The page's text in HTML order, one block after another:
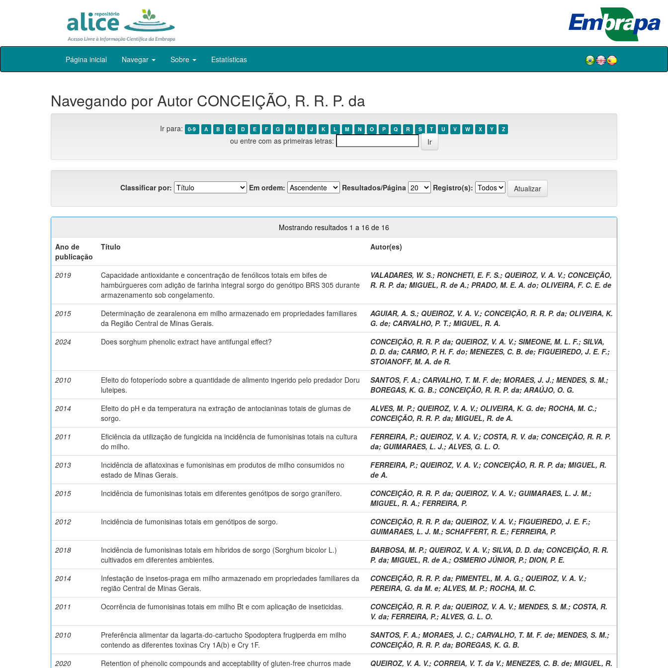
Skip
Página inicial Navegar Sobre Estatísticas
Navegando por Autor CONCEIÇÃO, R. R. P. da
Ir para: 0-9 A B C D E F G H I J K L M N O P Q R S T U V W X Y Z
ou entre com as primeiras letras:
Classificar por: Em ordem: Resultados/Página Registro(s):
Mostrando resultados 1 a 16 de 16
Ano de
publicação
Título Autor(es)
2019
Capacidade antioxidante e concentração de fenólicos totais em bifes de
hambúrgueres com adição de farinha integral sorgo do genótipo BRS 305 durante
armazenamento sob congelamento.
VALADARES, W. S.; RONCHETI, E. F. S.; QUEIROZ, V. A. V.; CONCEIÇÃO,
R. R. P. da; MIGUEL, R. de A.; PRADO, M. E. A. do; OLIVEIRA, F. C. E. de
2015
Determinação de zearalenona em milho armazenado em propriedades familiares
da Região Central de Minas Gerais.
AGUIAR, A. S.; QUEIROZ, V. A. V.; CONCEIÇÃO, R. R. P. da; OLIVEIRA, K.
G. de; CARVALHO, P. T.; MIGUEL, R. A.
2024
Does sorghum phenolic extract have antifungal effect? CONCEIÇÃO, R. R. P. da; QUEIROZ, V. A. V.; SIMEONE, M. L. F.; SILVA,
D. D. da; CARMO, P. H. F. do; MENEZES, C. B. de; FIGUEIREDO, J. E. F.;
STOIANOFF, M. A. de R.
2010
Efeito do fotoperíodo sobre a quantidade de alimento ingerido pelo predador Doru
luteipes.
SANTOS, F. A.; CARVALHO, T. M. F. de; MORAES, J. J.; MENDES, S. M.;
BOREGAS, K. G. B.; CONCEIÇÃO, R. R. P. da; ARAÚJO, O. G.
2014
Efeito do pH e da temperatura na extração de antocianinas totais de glumas de
sorgo.
ALVES, M. P.; QUEIROZ, V. A. V.; OLIVEIRA, K. G. de; ROCHA, M. C.;
CONCEIÇÃO, R. R. P. da; MIGUEL, R. de A.
2011
Eficiência da utilização de fungicida na incidência de fumonisinas totais na cultura
do milho.
FERREIRA, P.; QUEIROZ, V. A. V.; COSTA, R. V. da; CONCEIÇÃO, R. R. P.
da; GUIMARAES, L. J.; ALVES, G. L. O.
2013
Incidência de aflatoxinas e fumonisinas em produtos de milho consumidos no
estado de Minas Gerais.
FERREIRA, P.; QUEIROZ, V. A. V.; CONCEIÇÃO, R. R. P. da; MIGUEL, R.
de A.
2015
Incidência de fumonisinas totais em diferentes genótipos de sorgo granífero. CONCEIÇÃO, R. R. P. da; QUEIROZ, V. A. V.; GUIMARAES, L. J. M.;
MIGUEL, R. A.; FERREIRA, P.
2012
Incidência de fumonisinas totais em genótipos de sorgo. CONCEIÇÃO, R. R. P. da; QUEIROZ, V. A. V.; FIGUEIREDO, J. E. F.;
GUIMARAES, L. J. M.; SCHAFFERT, R. E.; FERREIRA, P.
2018
Incidência de fumonisinas totais em híbridos de sorgo (Sorghum bicolor L.)
cultivados em diferentes ambientes.
BARBOSA, M. P.; QUEIROZ, V. A. V.; SILVA, D. D. da; CONCEIÇÃO, R. R.
P. da; MIGUEL, R. de A.; OSMERIO JÚNIOR, P.; DION, P. E.
2014
Infestação de insetos-praga em milho armazenado em propriedades familiares da
região Central de Minas Gerais.
CONCEIÇÃO, R. R. P. da; PIMENTEL, M. A. G.; QUEIROZ, V. A. V.;
PEREIRA, G. da M. e; ALVES, M. P.; ROCHA, M. C.
2011
Ocorrência de fumonisinas totais em milho Bt e com aplicação de inseticidas. CONCEIÇÃO, R. R. P. da; QUEIROZ, V. A. V.; MENDES, S. M.; COSTA, R.
V. da; FERREIRA, P.; ALVES, G. L. O.
2010
Preferência alimentar da lagarta-do-cartucho Spodoptera frugiperda em milho
contendo as diferentes toxinas Cry 1A(b) e Cry 1F.
SANTOS, F. A.; MORAES, J. C.; CARVALHO, T. M. F. de; MENDES, S. M.;
CONCEIÇÃO, R. R. P. da; BOREGAS, K. G. B.
2020
Retention of phenolic compounds and acceptability of gluten-free churros made
QUEIROZ, V. A. V.; CORREIA, V. T. da V.; MENEZES, C. B. de; MIGUEL, R.